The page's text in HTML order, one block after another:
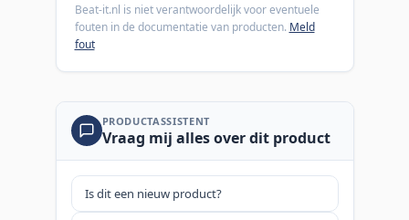
Beat-it.nl is niet verantwoordelijk voor eventuele
fouten in de documentatie van producten. Meld
fout
PRODUCTASSISTENT
Vraag mij alles over dit product
Is dit een nieuw product?